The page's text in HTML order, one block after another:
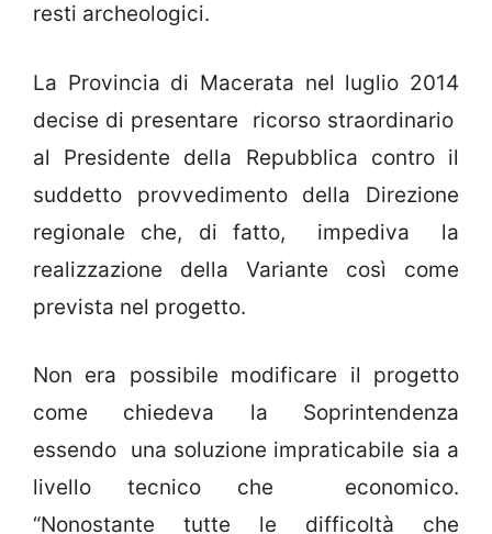
resti archeologici.
La Provincia di Macerata nel luglio 2014
decise di presentare ricorso straordinario
al Presidente della Repubblica contro il
suddetto provvedimento della Direzione
regionale che, di fatto, impediva la
realizzazione della Variante così come
prevista nel progetto.
Non era possibile modificare il progetto
come chiedeva la Soprintendenza
essendo una soluzione impraticabile sia a
livello tecnico che economico.
“Nonostante tutte le difficoltà che